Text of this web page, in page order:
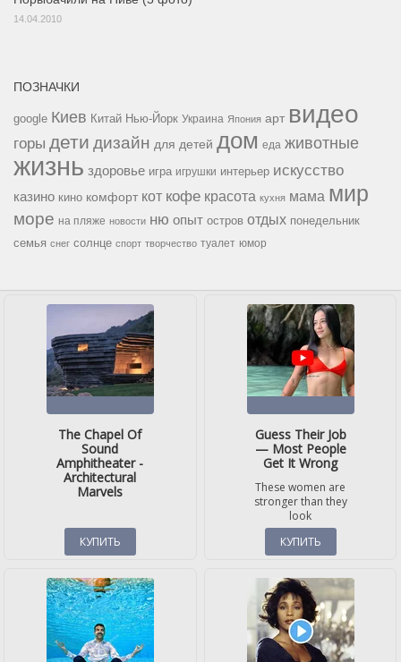
14.04.2010
ПОЗНАЧКИ
google Киев Китай Нью-Йорк Украина Япония арт видео
горы дети дизайн для детей дом еда животные
жизнь здоровье игра игрушки интерьер искусство
казино кино комфорт кот кофе красота кухня мама мир
море на пляже новости ню опыт остров отдых понедельник
семья снег солнце спорт творчество туалет юмор